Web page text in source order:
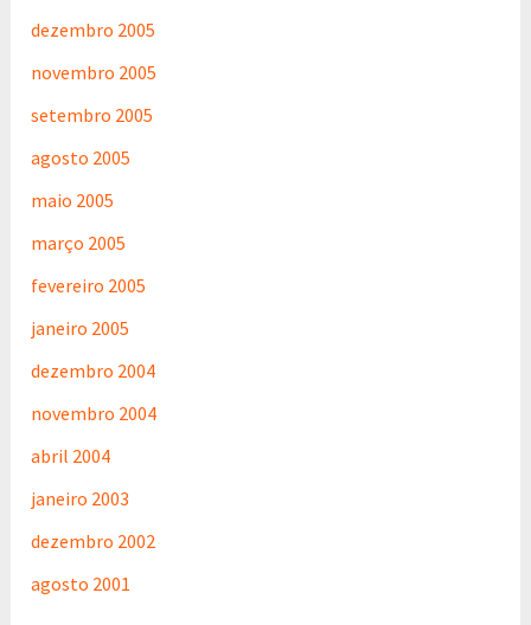
dezembro 2005
novembro 2005
setembro 2005
agosto 2005
maio 2005
março 2005
fevereiro 2005
janeiro 2005
dezembro 2004
novembro 2004
abril 2004
janeiro 2003
dezembro 2002
agosto 2001